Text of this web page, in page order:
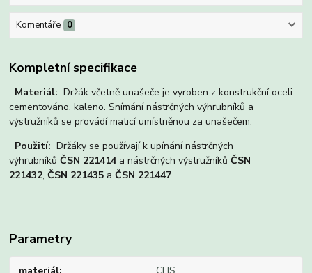
Komentáře 0
Kompletní specifikace
Materiál: Držák včetně unašeče je vyroben z konstrukční oceli -
cementováno, kaleno. Snímání nástrčných výhrubníků a
výstružníků se provádí maticí umístněnou za unašečem.
Použití: Držáky se používají k upínání nástrčných
výhrubníkůČSN 221414 a nástrčných výstružníkůČSN
221432,ČSN 221435 aČSN 221447.
Parametry
materiál CHS